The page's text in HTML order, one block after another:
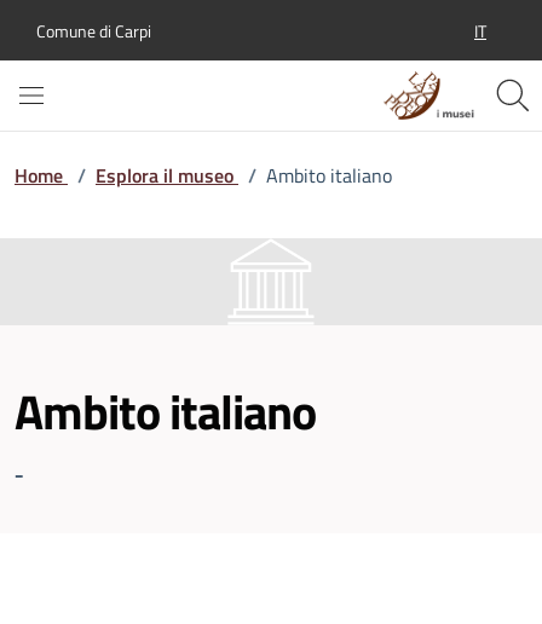
Comune di Carpi IT
Home / Esplora il museo / Ambito italiano
Ambito italiano
-